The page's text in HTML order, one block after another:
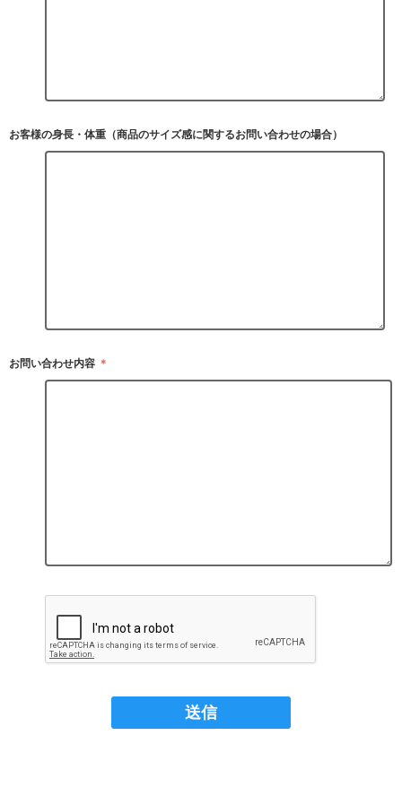
お客様の身長・体重（商品のサイズ感に関するお問い合わせの場合）
お問い合わせ内容 ＊